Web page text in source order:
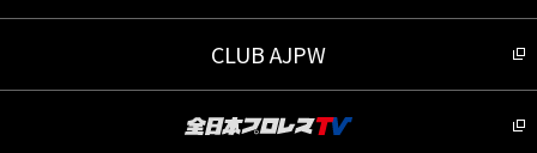
CLUB AJPW